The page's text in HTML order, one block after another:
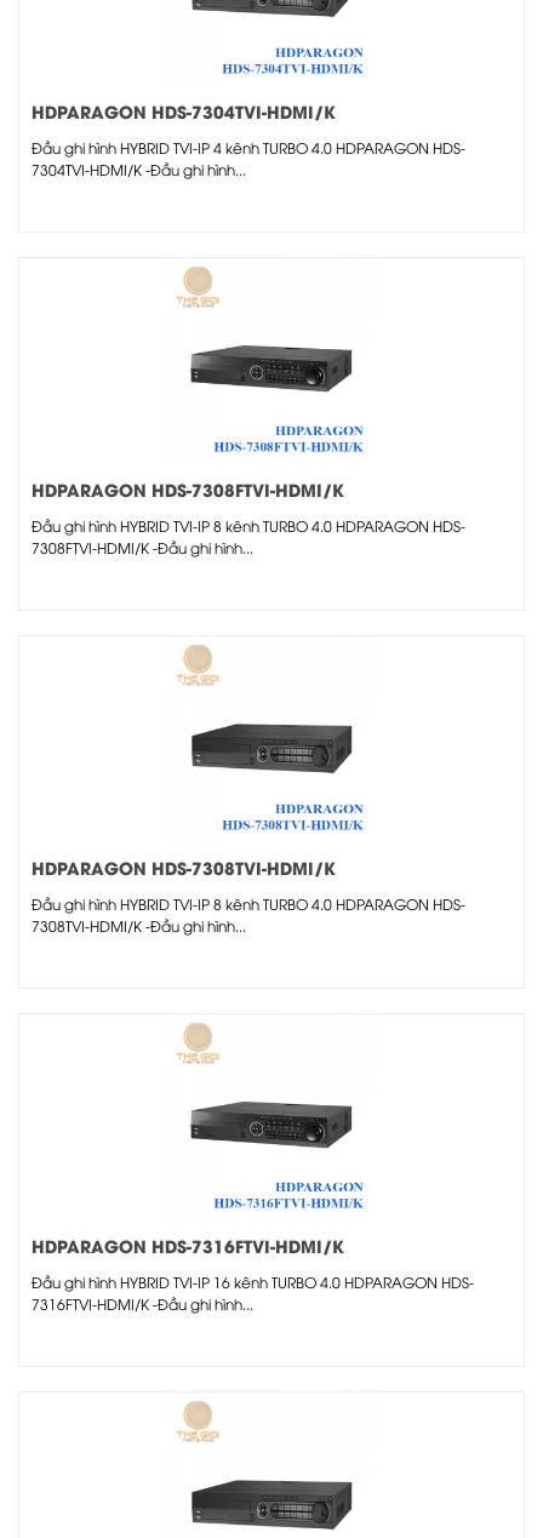
HDPARAGON HDS-7304TVI-HDMI/K
Đầu ghi hình HYBRID TVI-IP 4 kênh TURBO 4.0 HDPARAGON HDS-
7304TVI-HDMI/K -Đầu ghi hình...
HDPARAGON HDS-7308FTVI-HDMI/K
Đầu ghi hình HYBRID TVI-IP 8 kênh TURBO 4.0 HDPARAGON HDS-
7308FTVI-HDMI/K -Đầu ghi hình...
HDPARAGON HDS-7308TVI-HDMI/K
Đầu ghi hình HYBRID TVI-IP 8 kênh TURBO 4.0 HDPARAGON HDS-
7308TVI-HDMI/K -Đầu ghi hình...
HDPARAGON HDS-7316FTVI-HDMI/K
Đầu ghi hình HYBRID TVI-IP 16 kênh TURBO 4.0 HDPARAGON HDS-
7316FTVI-HDMI/K -Đầu ghi hình...